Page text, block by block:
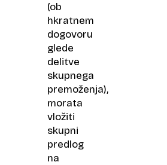
(ob
hkratnem
dogovoru
glede
delitve
skupnega
premoženja),
morata
vložiti
skupni
predlog
na